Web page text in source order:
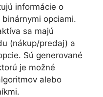
informácie o
opciami.
sa majú
(nákup/predaj) a
Sú generované
je možné
alebo